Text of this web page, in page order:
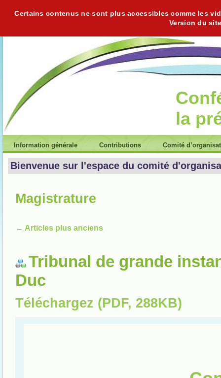
Certains contenus ne sont plus accessibles comme les
Version du
la
Information générale Contributions Comité
Bienvenue sur l'espace du comité
Magistrature
← Articles plus anciens
Tribunal de grande
Duc
Téléchargez (PDF, 288KB)